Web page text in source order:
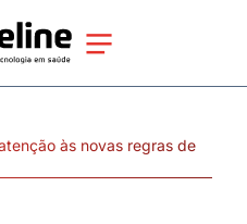
às novas regras de